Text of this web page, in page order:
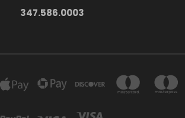
347.586.0003